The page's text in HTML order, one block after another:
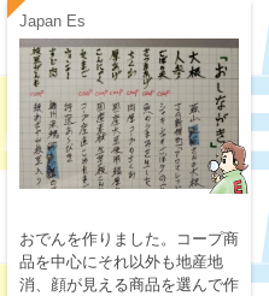
Japan Es
おでんを作りました。コープ商
品を中心にそれ以外も地産地
消、顔が見える商品を選んで作